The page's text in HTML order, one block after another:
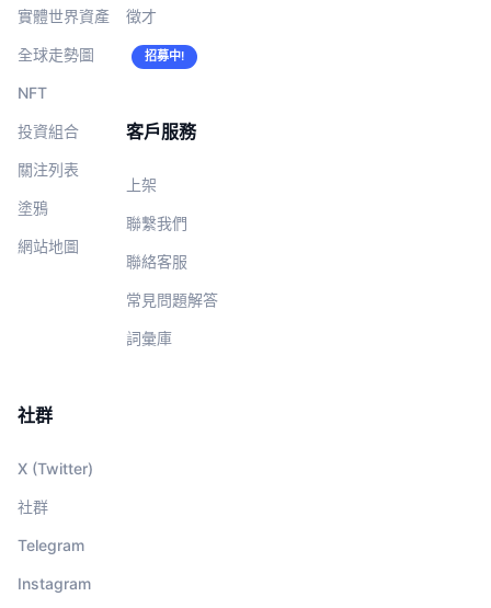
實體世界資產
全球走勢圖
NFT
投資組合
關注列表
塗鴉
網站地圖
徵才
招募中!
客戶服務
上架
聯繫我們
聯絡客服
常見問題解答
詞彙庫
社群
X (Twitter)
社群
Telegram
Instagram